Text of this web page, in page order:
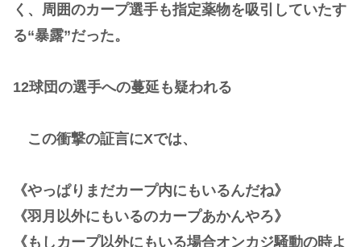
く、周囲のカープ選手も指定薬物を吸引していたす
る“暴露”だった。
12球団の選手への蔓延も疑われる
この衝撃の証言にXでは、
《やっぱりまだカープ内にもいるんだね》
《羽月以外にもいるのカープあかんやろ》
《もしカープ以外にもいる場合オンカジ騒動の時よ